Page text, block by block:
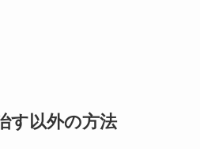
す以外の方法